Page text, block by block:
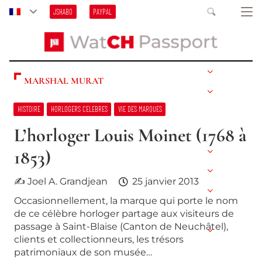
JSHABO PAYPAL
MARSHAL MURAT
HISTOIRE HORLOGERS CELEBRES VIE DES MARQUES
L’horloger Louis Moinet (1768 à
1853)
✍ Joel A. Grandjean
25 janvier 2013
Occasionnellement, la marque qui porte le nom
de ce célèbre horloger partage aux visiteurs de
passage à Saint-Blaise (Canton de Neuchâtel),
clients et collectionneurs, les trésors
patrimoniaux de son musée…